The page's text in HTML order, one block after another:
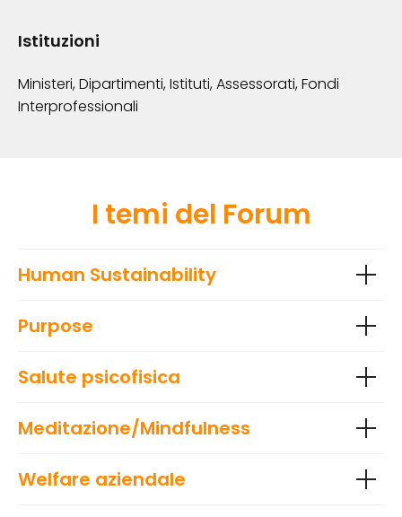
Istituzioni
Ministeri, Dipartimenti, Istituti, Assessorati, Fondi
Interprofessionali
I temi del Forum
Human Sustainability
Purpose
Salute psicofisica
Meditazione/Mindfulness
Welfare aziendale